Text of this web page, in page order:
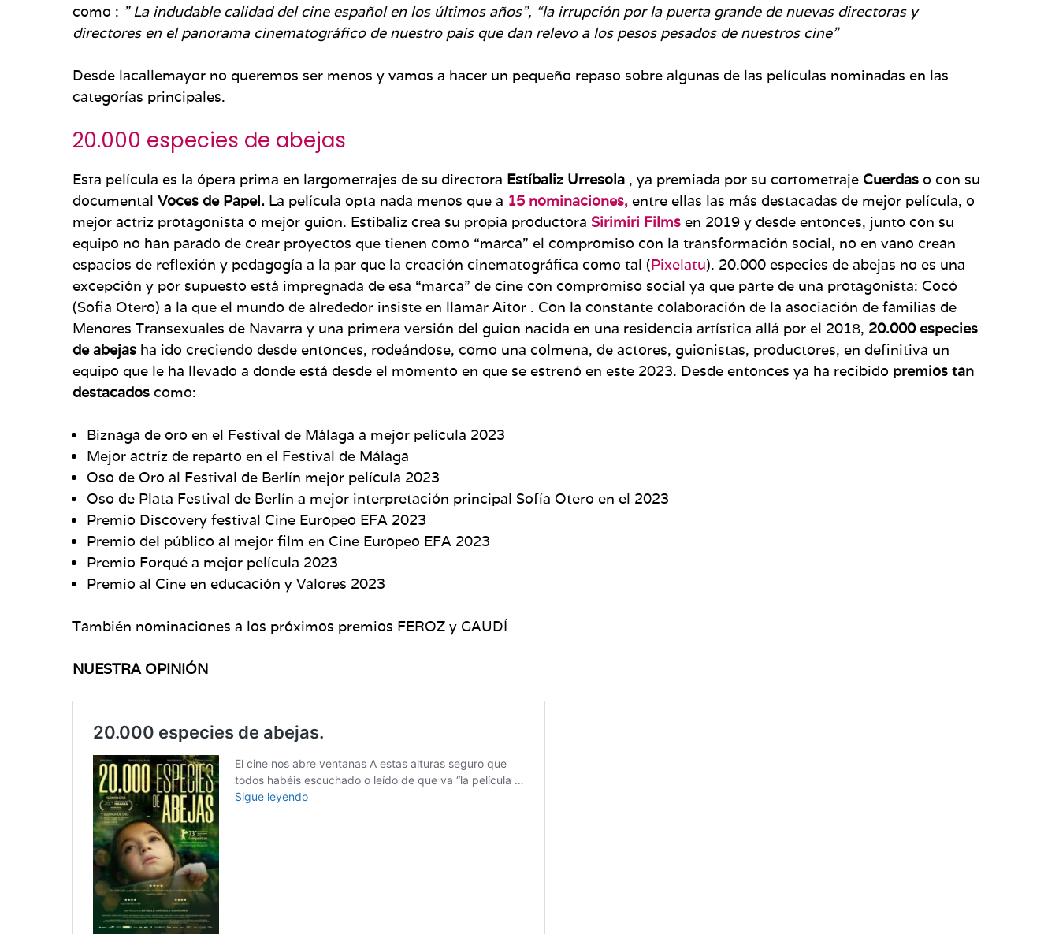
como : ” La indudable calidad del cine español en los últimos años”, “la irrupción por la puerta grande de nuevas directoras y
directores en el panorama cinematográfico de nuestro país que dan relevo a los pesos pesados de nuestros cine”
Desde lacallemayor no queremos ser menos y vamos a hacer un pequeño repaso sobre algunas de las películas nominadas en las
categorías principales.
20.000 especies de abejas
Esta película es la ópera prima en largometrajes de su directora Estíbaliz Urresola , ya premiada por su cortometraje Cuerdas o con su
documental Voces de Papel. La película opta nada menos que a 15 nominaciones, entre ellas las más destacadas de mejor película, o
mejor actriz protagonista o mejor guion. Estibaliz crea su propia productora Sirimiri Films en 2019 y desde entonces, junto con su
equipo no han parado de crear proyectos que tienen como “marca” el compromiso con la transformación social, no en vano crean
espacios de reflexión y pedagogía a la par que la creación cinematográfica como tal (Pixelatu). 20.000 especies de abejas no es una
excepción y por supuesto está impregnada de esa “marca” de cine con compromiso social ya que parte de una protagonista: Cocó
(Sofia Otero) a la que el mundo de alrededor insiste en llamar Aitor . Con la constante colaboración de la asociación de familias de
Menores Transexuales de Navarra y una primera versión del guion nacida en una residencia artística allá por el 2018, 20.000 especies
de abejas ha ido creciendo desde entonces, rodeándose, como una colmena, de actores, guionistas, productores, en definitiva un
equipo que le ha llevado a donde está desde el momento en que se estrenó en este 2023. Desde entonces ya ha recibido premios tan
destacados como:
Biznaga de oro en el Festival de Málaga a mejor película 2023
Mejor actríz de reparto en el Festival de Málaga
Oso de Oro al Festival de Berlín mejor película 2023
Oso de Plata Festival de Berlín a mejor interpretación principal Sofía Otero en el 2023
Premio Discovery festival Cine Europeo EFA 2023
Premio del público al mejor film en Cine Europeo EFA 2023
Premio Forqué a mejor película 2023
Premio al Cine en educación y Valores 2023
También nominaciones a los próximos premios FEROZ y GAUDÍ
NUESTRA OPINIÓN